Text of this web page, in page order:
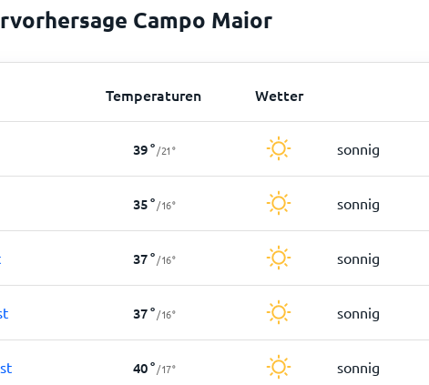
Campo Maior
Temperaturen Wetter
39° /21° sonnig
35° /16° sonnig
37° /16° sonnig
37° /16° sonnig
40° /17° sonnig